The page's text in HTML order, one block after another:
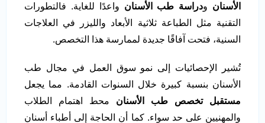
الأسنان ودراسة طب الأسنان واعدًا للغاية. فالتطورات
التقنية مثل الطباعة ثلاثية الأبعاد والليزر في العلاجات
السنية، فتحت آفاقًا جديدة لممارسة هذا التخصص.
تُشير الإحصائيات إلى نمو سوق العمل في مجال طب
الأسنان بنسبة كبيرة خلال السنوات القادمة. مما يجعل
مستقبل تخصص طب الأسنان محط اهتمام الطلاب
والمهنيين على حد سواء. كما أن الحاجة إلى أطباء أسنان